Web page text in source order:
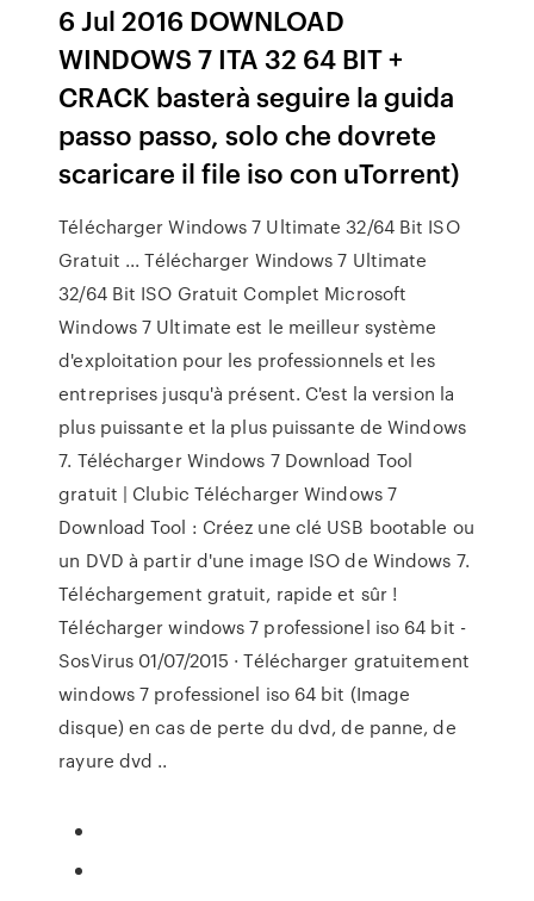
6 Jul 2016 DOWNLOAD
WINDOWS 7 ITA 32 64 BIT +
CRACK basterà seguire la guida
passo passo, solo che dovrete
scaricare il file iso con uTorrent)
Télécharger Windows 7 Ultimate 32/64 Bit ISO
Gratuit ... Télécharger Windows 7 Ultimate
32/64 Bit ISO Gratuit Complet Microsoft
Windows 7 Ultimate est le meilleur système
d'exploitation pour les professionnels et les
entreprises jusqu'à présent. C'est la version la
plus puissante et la plus puissante de Windows
7. Télécharger Windows 7 Download Tool
gratuit | Clubic Télécharger Windows 7
Download Tool : Créez une clé USB bootable ou
un DVD à partir d'une image ISO de Windows 7.
Téléchargement gratuit, rapide et sûr !
Télécharger windows 7 professionel iso 64 bit -
SosVirus 01/07/2015 · Télécharger gratuitement
windows 7 professionel iso 64 bit (Image
disque) en cas de perte du dvd, de panne, de
rayure dvd ..